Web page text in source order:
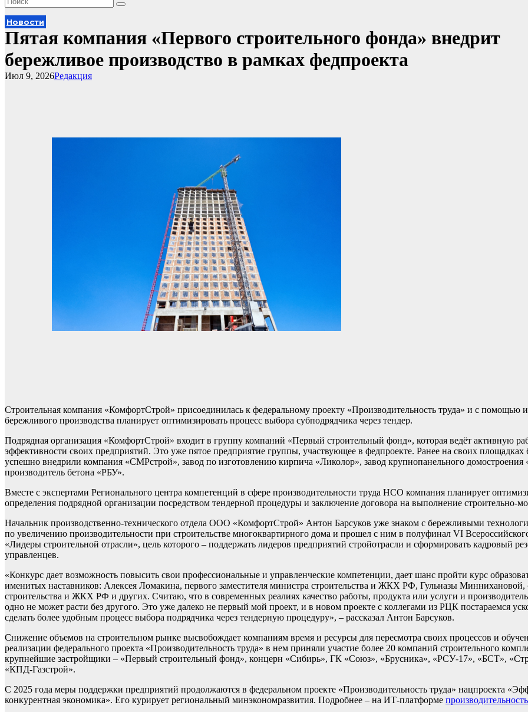
Новости
Пятая компания «Первого строительного фонда» внедрит
бережливое производство в рамках федпроекта
Редакция
Июл 9, 2026
Строительная компания «КомфортСтрой» присоединилась к федеральному проекту «Производительность труда» и с помощью
бережливого производства планирует оптимизировать процесс выбора субподрядчика через тендер.
Подрядная организация «КомфортСтрой» входит в группу компаний «Первый строительный фонд», которая ведёт активную
эффективности своих предприятий. Это уже пятое предприятие группы, участвующее в федпроекте. Ранее на своих
успешно внедрили компания «СМРстрой», завод по изготовлению кирпича «Ликолор», завод крупнопанельного домостроения
производитель бетона «РБУ».
Вместе с экспертами Регионального центра компетенций в сфере производительности труда НСО компания планирует
определения подрядной организации посредством тендерной процедуры и заключение договора на выполнение строительно-
Начальник производственно-технического отдела ООО «КомфортСтрой» Антон Барсуков уже знаком с бережливыми
по увеличению производительности при строительстве многоквартирного дома и прошел с ним в полуфинал VI
«Лидеры строительной отрасли», цель которого – поддержать лидеров предприятий стройотрасли и сформировать кадровый
управленцев.
«Конкурс дает возможность повысить свои профессиональные и управленческие компетенции, дает шанс пройти курс
именитых наставников: Алексея Ломакина, первого заместителя министра строительства и ЖКХ РФ, Гульназы Миннихановой,
строительства и ЖКХ РФ и других. Считаю, что в современных реалиях качество работы, продукта или услуги и
одно не может расти без другого. Это уже далеко не первый мой проект, и в новом проекте с коллегами из РЦК постараемся
сделать более удобным процесс выбора подрядчика через тендерную процедуру», – рассказал Антон Барсуков.
Снижение объемов на строительном рынке высвобождает компаниям время и ресурсы для пересмотра своих процессов и
реализации федерального проекта «Производительность труда» в нем приняли участие более 20 компаний строительного
крупнейшие застройщики – «Первый строительный фонд», концерн «Сибирь», ГК «Союз», «Брусника», «РСУ-17», «БСТ»,
«КПД-Газстрой».
С 2025 года меры поддержки предприятий продолжаются в федеральном проекте «Производительность труда» нацпроекта
конкурентная экономика». Его курирует региональный минэкономразвития. Подробнее – на ИТ-платформе